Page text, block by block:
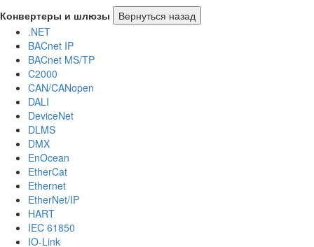
Конвертеры и шлюзы
Вернуться назад
.NET
BACnet IP
BACnet MS/TP
C2000
CAN/CANopen
DALI
DeviceNet
DLMS
DMX
EnOcean
EtherCat
Ethernet
EtherNet/IP
HART
IEC 61850
IO-Link